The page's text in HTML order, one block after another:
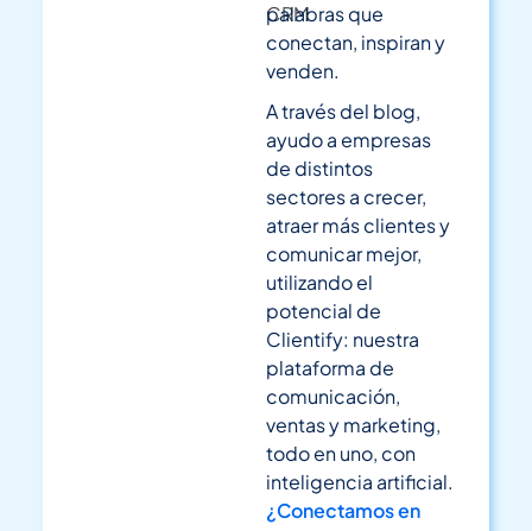
CRM
palabras que
conectan, inspiran y
venden.
A través del blog,
ayudo a empresas
de distintos
sectores a crecer,
atraer más clientes y
comunicar mejor,
utilizando el
potencial de
Clientify: nuestra
plataforma de
comunicación,
ventas y marketing,
todo en uno, con
inteligencia artificial.
¿Conectamos en